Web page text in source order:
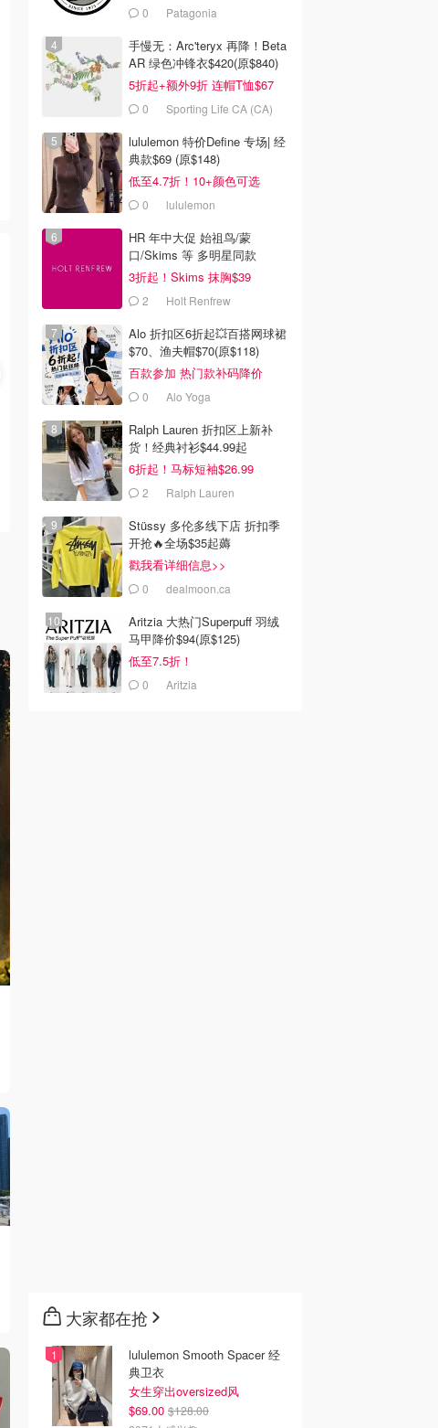
Apple AirPods Pro 3 无
线耳机 主动降噪
$499.97 $999.97
Apple Watch Series 10
42mm 钛金属表壳 黑色
运动表带
Best Buy
0 Patagonia
手慢无：Arc'teryx 再降！Beta
AR 绿色冲锋衣$420(原$840)
5折起+额外9折 连帽T恤$67
0 Sporting Life CA (CA)
lululemon 特价Define 专场| 经
典款$69 (原$148)
低至4.7折！10+颜色可选
0 lululemon
HR 年中大促 始祖鸟/蒙
口/Skims 等 多明星同款
3折起！Skims 抹胸$39
2 Holt Renfrew
Alo 折扣区6折起💥百搭网球裙
$70、渔夫帽$70(原$118)
百款参加 热门款补码降价
0 Alo Yoga
Ralph Lauren 折扣区上新补
货！经典衬衫$44.99起
6折起！马标短袖$26.99
2 Ralph Lauren
Stüssy 多伦多线下店 折扣季
开抢🔥全场$35起薅
戳我看详细信息>>
0 dealmoon.ca
Aritzia 大热门Superpuff 羽绒
马甲降价$94(原$125)
低至7.5折！
0 Aritzia
大家都在抢
lululemon Smooth Spacer 经
典卫衣
女生穿出oversized风
$69.00 $128.00